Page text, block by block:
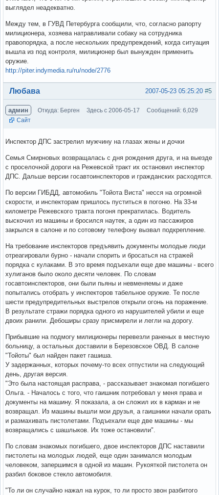
выглядел неадекватно.
Между тем, в ГУВД Петербурга сообщили, что, согласно рапорту
милиционера, хозяева натравливали собаку на сотрудника
правопорядка, а после нескольких предупреждений, когда ситуация
вышла из под контроля, милиционер был вынужден применить
оружие.
http://piter.indymedia.ru/ru/node/2776
Вне форума #5
2007-05-23 05:25:20
Любава
админ Откуда: Берген Здесь с 2006-05-17
Сообщений: 6,029
Сайт
Инспектор ДПС застрелил мужчину на глазах жены и дочки
Семья Смирновых возвращалась с дня рождения друга, и на выезде
с проселочной дороги на Режевской тракт их остановил инспектор
ДПС. Дальше версии госавтоинспекторов и гражданских расходятся.
По версии ГИБДД, автомобиль "Тойота Виста" несся на огромной
скорости, и инспекторам пришлось пуститься в погоню. На 33-м
километре Режевского тракта погоня прекратилась. Водитель
выскочил из машины и бросился наутек, а один из пассажиров
закрылся в салоне и по сотовому телефону вызвал подкрепление.
На требование инспекторов предъявить документы молодые люди
отреагировали бурно - начали спорить и бросаться на стражей
порядка с кулаками. В это время подъехали еще две машины - всего
хулиганов было около десяти человек. По словам
госавтоинспекторов, они были пьяны и невменяемы и даже
попытались отобрать у инспекторов табельное оружие. Те после
шести предупредительных выстрелов открыли огонь на поражение.
В результате стражи порядка одного из нарушителей убили и еще
двоих ранили. Дебоширы сразу присмирели и легли на дорогу.
Прибывшие на подмогу милиционеры перевезли раненых в местную
больницу, а остальных доставили в Березовское ОВД. В салоне
"Тойоты" был найден пакет гашиша.
У задержанных, которых почему-то всех отпустили на следующий
день, другая версия.
"Это была настоящая расправа, - рассказывает знакомая погибшего
Ольга. - Началось с того, что гаишник потребовал у меня права и
документы на машину. Я показала, а он сложил их в карман и не
возвращал. Из машины вышли мои друзья, а гаишники начали орать
и размахивать пистолетами. Подъехали еще две машины - мы
возвращались с шашлыков. Их тоже остановили".
По словам знакомых погибшего, двое инспекторов ДПС наставили
пистолеты на молодых людей, еще один занимался молодым
человеком, запершимся в одной из машин. Рукояткой пистолета он
разбил боковое стекло автомобиля.
"То ли он случайно нажал на курок, то ли просто звон разбитого